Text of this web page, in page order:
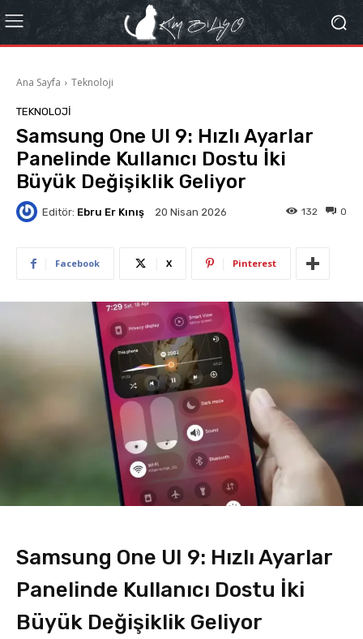
Ana Sayfa Teknoloji
TEKNOLOJI
Samsung One UI 9: Hızlı Ayarlar
Panelinde Kullanıcı Dostu İki
Büyük Değişiklik Geliyor
Editör: Ebru Er Kınış 20 Nisan 2026 0
132
Facebook X Pinterest
Samsung One UI 9: Hızlı Ayarlar
Panelinde Kullanıcı Dostu İki
Büyük Değişiklik Geliyor